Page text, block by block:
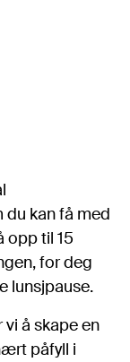
du kan få med
opp til 15
for deg
lunsjpause.
å skape en
påfyll i